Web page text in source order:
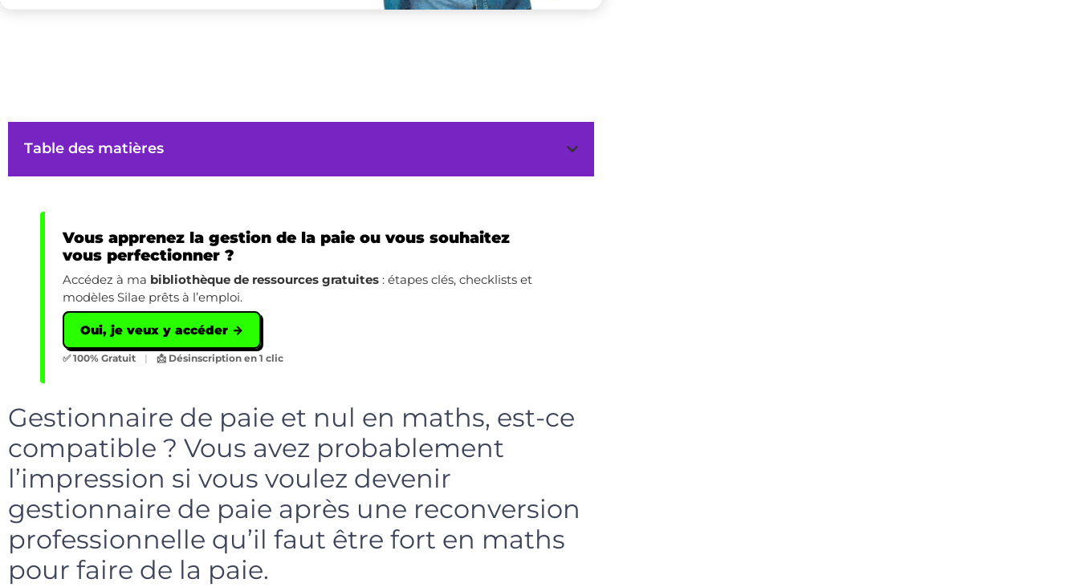
Table des matières
Vous apprenez la gestion de la paie ou vous souhaitez
vous perfectionner ?
Accédez à ma bibliothèque de ressources gratuites : étapes clés, checklists et
modèles Silae prêts à l’emploi.
Oui, je veux y accéder →
✅ 100% Gratuit | 📩 Désinscription en 1 clic
Gestionnaire de paie et nul en maths, est-ce
compatible ? Vous avez probablement
l’impression si vous voulez devenir
gestionnaire de paie après une reconversion
professionnelle qu’il faut être fort en maths
pour faire de la paie.